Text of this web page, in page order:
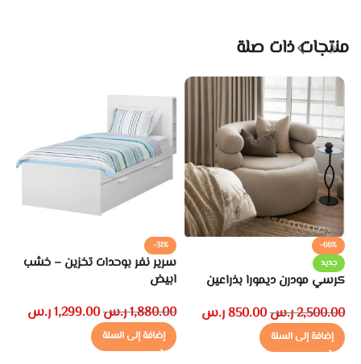
منتجات ذات صلة
-66%
جديد
كرسي مودرن ديمورا بذراعين
2,500.00ر.س850.00ر.س
إضافة إلى السلة
-31%
سرير نفر بوحدات تخزين – خشب
ابيض
1,880.00ر.س1,299.00ر.س
إضافة إلى السلة